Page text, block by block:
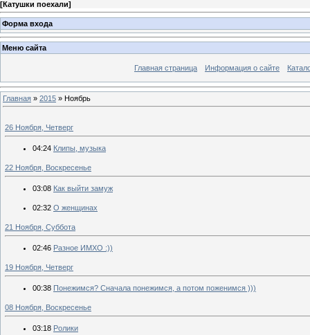
[Катушки поехали]
Форма входа
Меню сайта
Главная страница Информация о сайте
Главная » 2015 » Ноябрь
26 Ноября, Четверг
04:24 Клипы, музыка
22 Ноября, Воскресенье
03:08 Как выйти замуж
02:32 О женщинах
21 Ноября, Суббота
02:46 Разное ИМХО :))
19 Ноября, Четверг
00:38 Понежимся? Сначала понежимся, а потом поженимся )))
08 Ноября, Воскресенье
03:18 Ролики